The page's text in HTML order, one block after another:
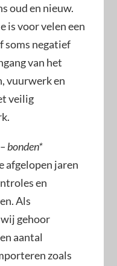
oud en nieuw.
is voor velen een
soms negatief
van het
vuurwerk en
veilig
bonden*
afgelopen jaren
en
Als
gehoor
aantal
zoals